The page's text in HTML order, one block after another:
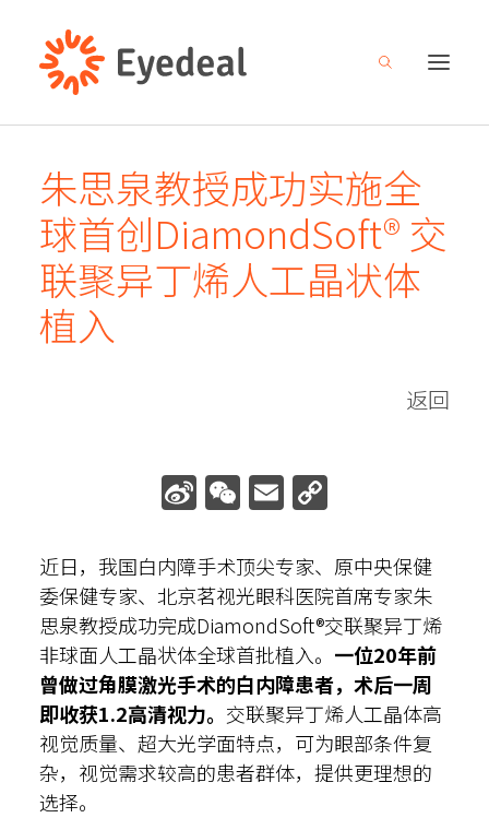
关于我们
产品管线
研发创新
新闻中心
内部邮箱
朱思泉教授成功实施全
球首创DiamondSoft® 交
联聚异丁烯人工晶状体
植入
返回
SinaWeChat
Email
近日，我国白内障手术顶尖专家、原中央保健
委保健专家、北京茗视光眼科医院首席专家朱
思泉教授成功完成DiamondSoft®交联聚异丁烯
非球面人工晶状体全球首批植入。 一位20年前
曾做过角膜激光手术的白内障患者，术后一周
即收获1.2高清视力。 交联聚异丁烯人工晶体高
视觉质量、超大光学面特点，可为眼部条件复
杂，视觉需求较高的患者群体，提供更理想的
选择。